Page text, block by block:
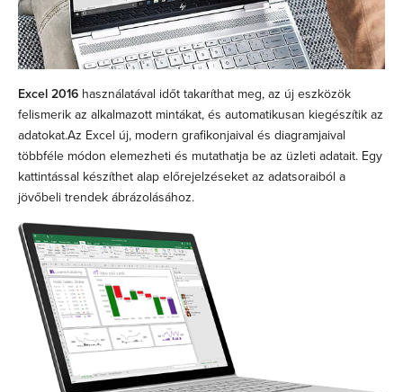
Excel 2016 használatával időt takaríthat meg, az új eszközök
felismerik az alkalmazott mintákat, és automatikusan kiegészítik az
adatokat.Az Excel új, modern grafikonjaival és diagramjaival
többféle módon elemezheti és mutathatja be az üzleti adatait. Egy
kattintással készíthet alap előrejelzéseket az adatsoraiból a
jövőbeli trendek ábrázolásához.